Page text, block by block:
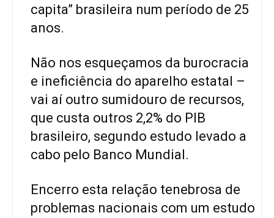
capita” brasileira num período de 25
anos.
Não nos esqueçamos da burocracia
e ineficiência do aparelho estatal –
vai aí outro sumidouro de recursos,
que custa outros 2,2% do PIB
brasileiro, segundo estudo levado a
cabo pelo Banco Mundial.
Encerro esta relação tenebrosa de
problemas nacionais com um estudo